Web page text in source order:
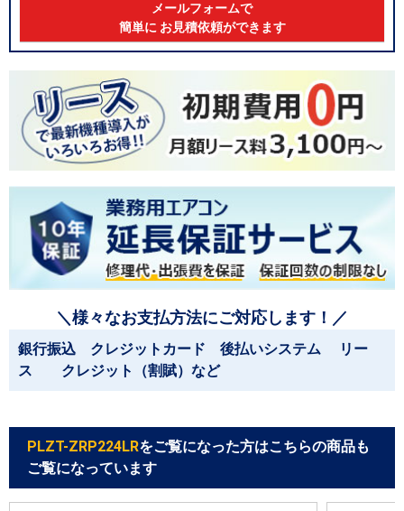
メールフォームで
簡単に お見積依頼ができます
＼様々なお支払方法にご対応します！／
銀行振込 クレジットカード 後払いシステム リー
ス クレジット（割賦）など
PLZT-ZRP224LRをご覧になった方はこちらの商品も
ご覧になっています